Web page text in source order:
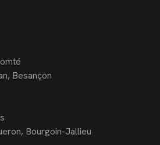
Besançon
Bourgoin-Jallieu